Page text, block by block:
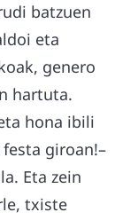
batzuen
eta
genero
hartuta.
hona ibili
giroan!–
Eta zein
txiste